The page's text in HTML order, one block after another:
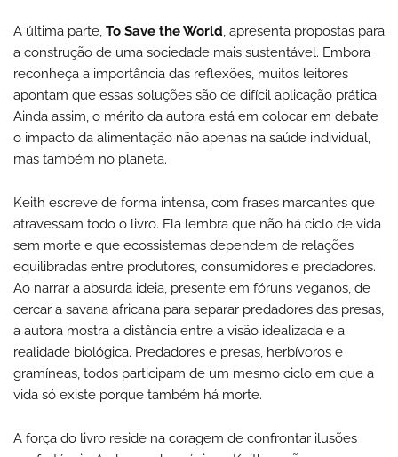
A última parte, To Save the World, apresenta propostas para
a construção de uma sociedade mais sustentável. Embora
reconheça a importância das reflexões, muitos leitores
apontam que essas soluções são de difícil aplicação prática.
Ainda assim, o mérito da autora está em colocar em debate
o impacto da alimentação não apenas na saúde individual,
mas também no planeta.
Keith escreve de forma intensa, com frases marcantes que
atravessam todo o livro. Ela lembra que não há ciclo de vida
sem morte e que ecossistemas dependem de relações
equilibradas entre produtores, consumidores e predadores.
Ao narrar a absurda ideia, presente em fóruns veganos, de
cercar a savana africana para separar predadores das presas,
a autora mostra a distância entre a visão idealizada e a
realidade biológica. Predadores e presas, herbívoros e
gramíneas, todos participam de um mesmo ciclo em que a
vida só existe porque também há morte.
A força do livro reside na coragem de confrontar ilusões